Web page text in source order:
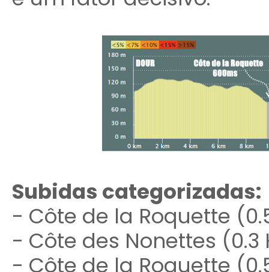
Subidas categorizadas:
- Côte de la Roquette
- Côte des Nonettes (0.3
- Côte de la Roquette